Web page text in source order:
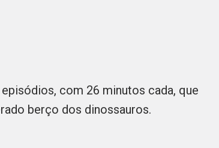
com 26 minutos cada, que
berço dos dinossauros.